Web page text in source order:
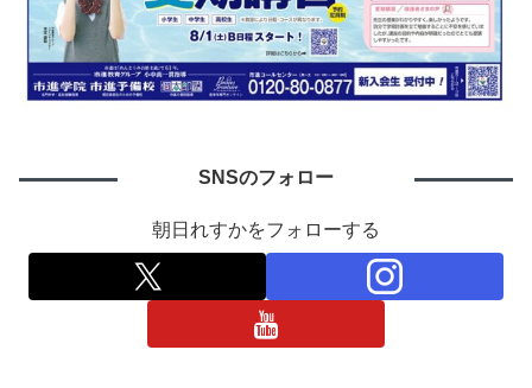
SNSのフォロー
朝日れすかをフォローする